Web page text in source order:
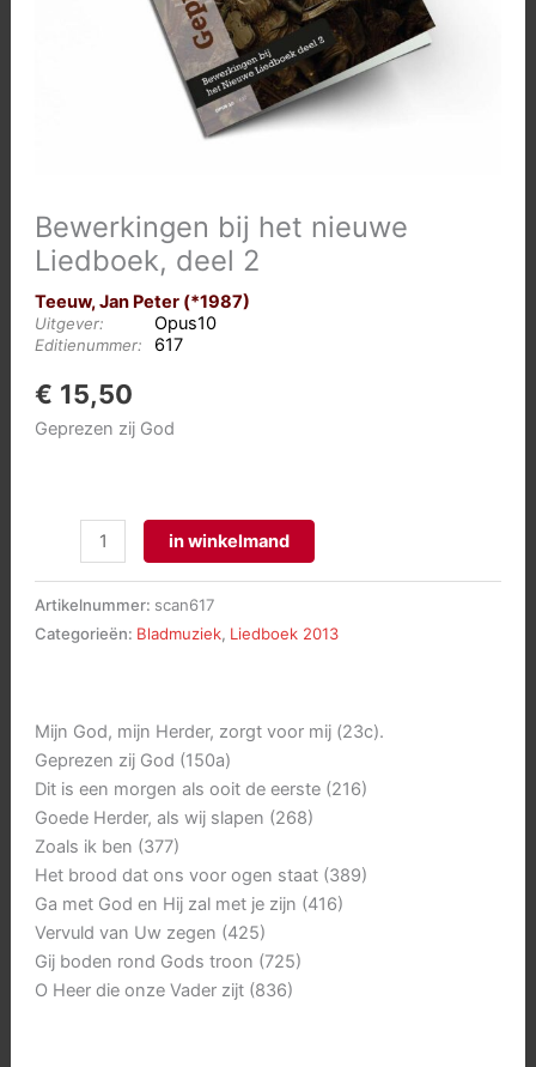
Bewerkingen bij het nieuwe
Liedboek, deel 2
Teeuw, Jan Peter (*1987)
Uitgever: Opus10
Editienummer: 617
€ 15,50
Geprezen zij God
Bewerkingen
Liedboek,
aantal
in winkelmand
Artikelnummer: scan617
Categorieën: Bladmuziek, Liedboek 2013
Mijn God, mijn Herder, zorgt voor mij (23c).
Geprezen zij God (150a)
Dit is een morgen als ooit de eerste (216)
Goede Herder, als wij slapen (268)
Zoals ik ben (377)
Het brood dat ons voor ogen staat (389)
Ga met God en Hij zal met je zijn (416)
Vervuld van Uw zegen (425)
Gij boden rond Gods troon (725)
O Heer die onze Vader zijt (836)